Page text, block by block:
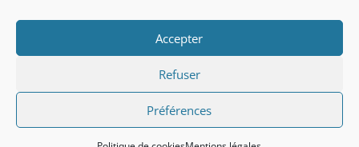
Accepter
Refuser
Préférences
© 2023 Tous droits réservés Lycée Alain René Lesage |
légales
Conception